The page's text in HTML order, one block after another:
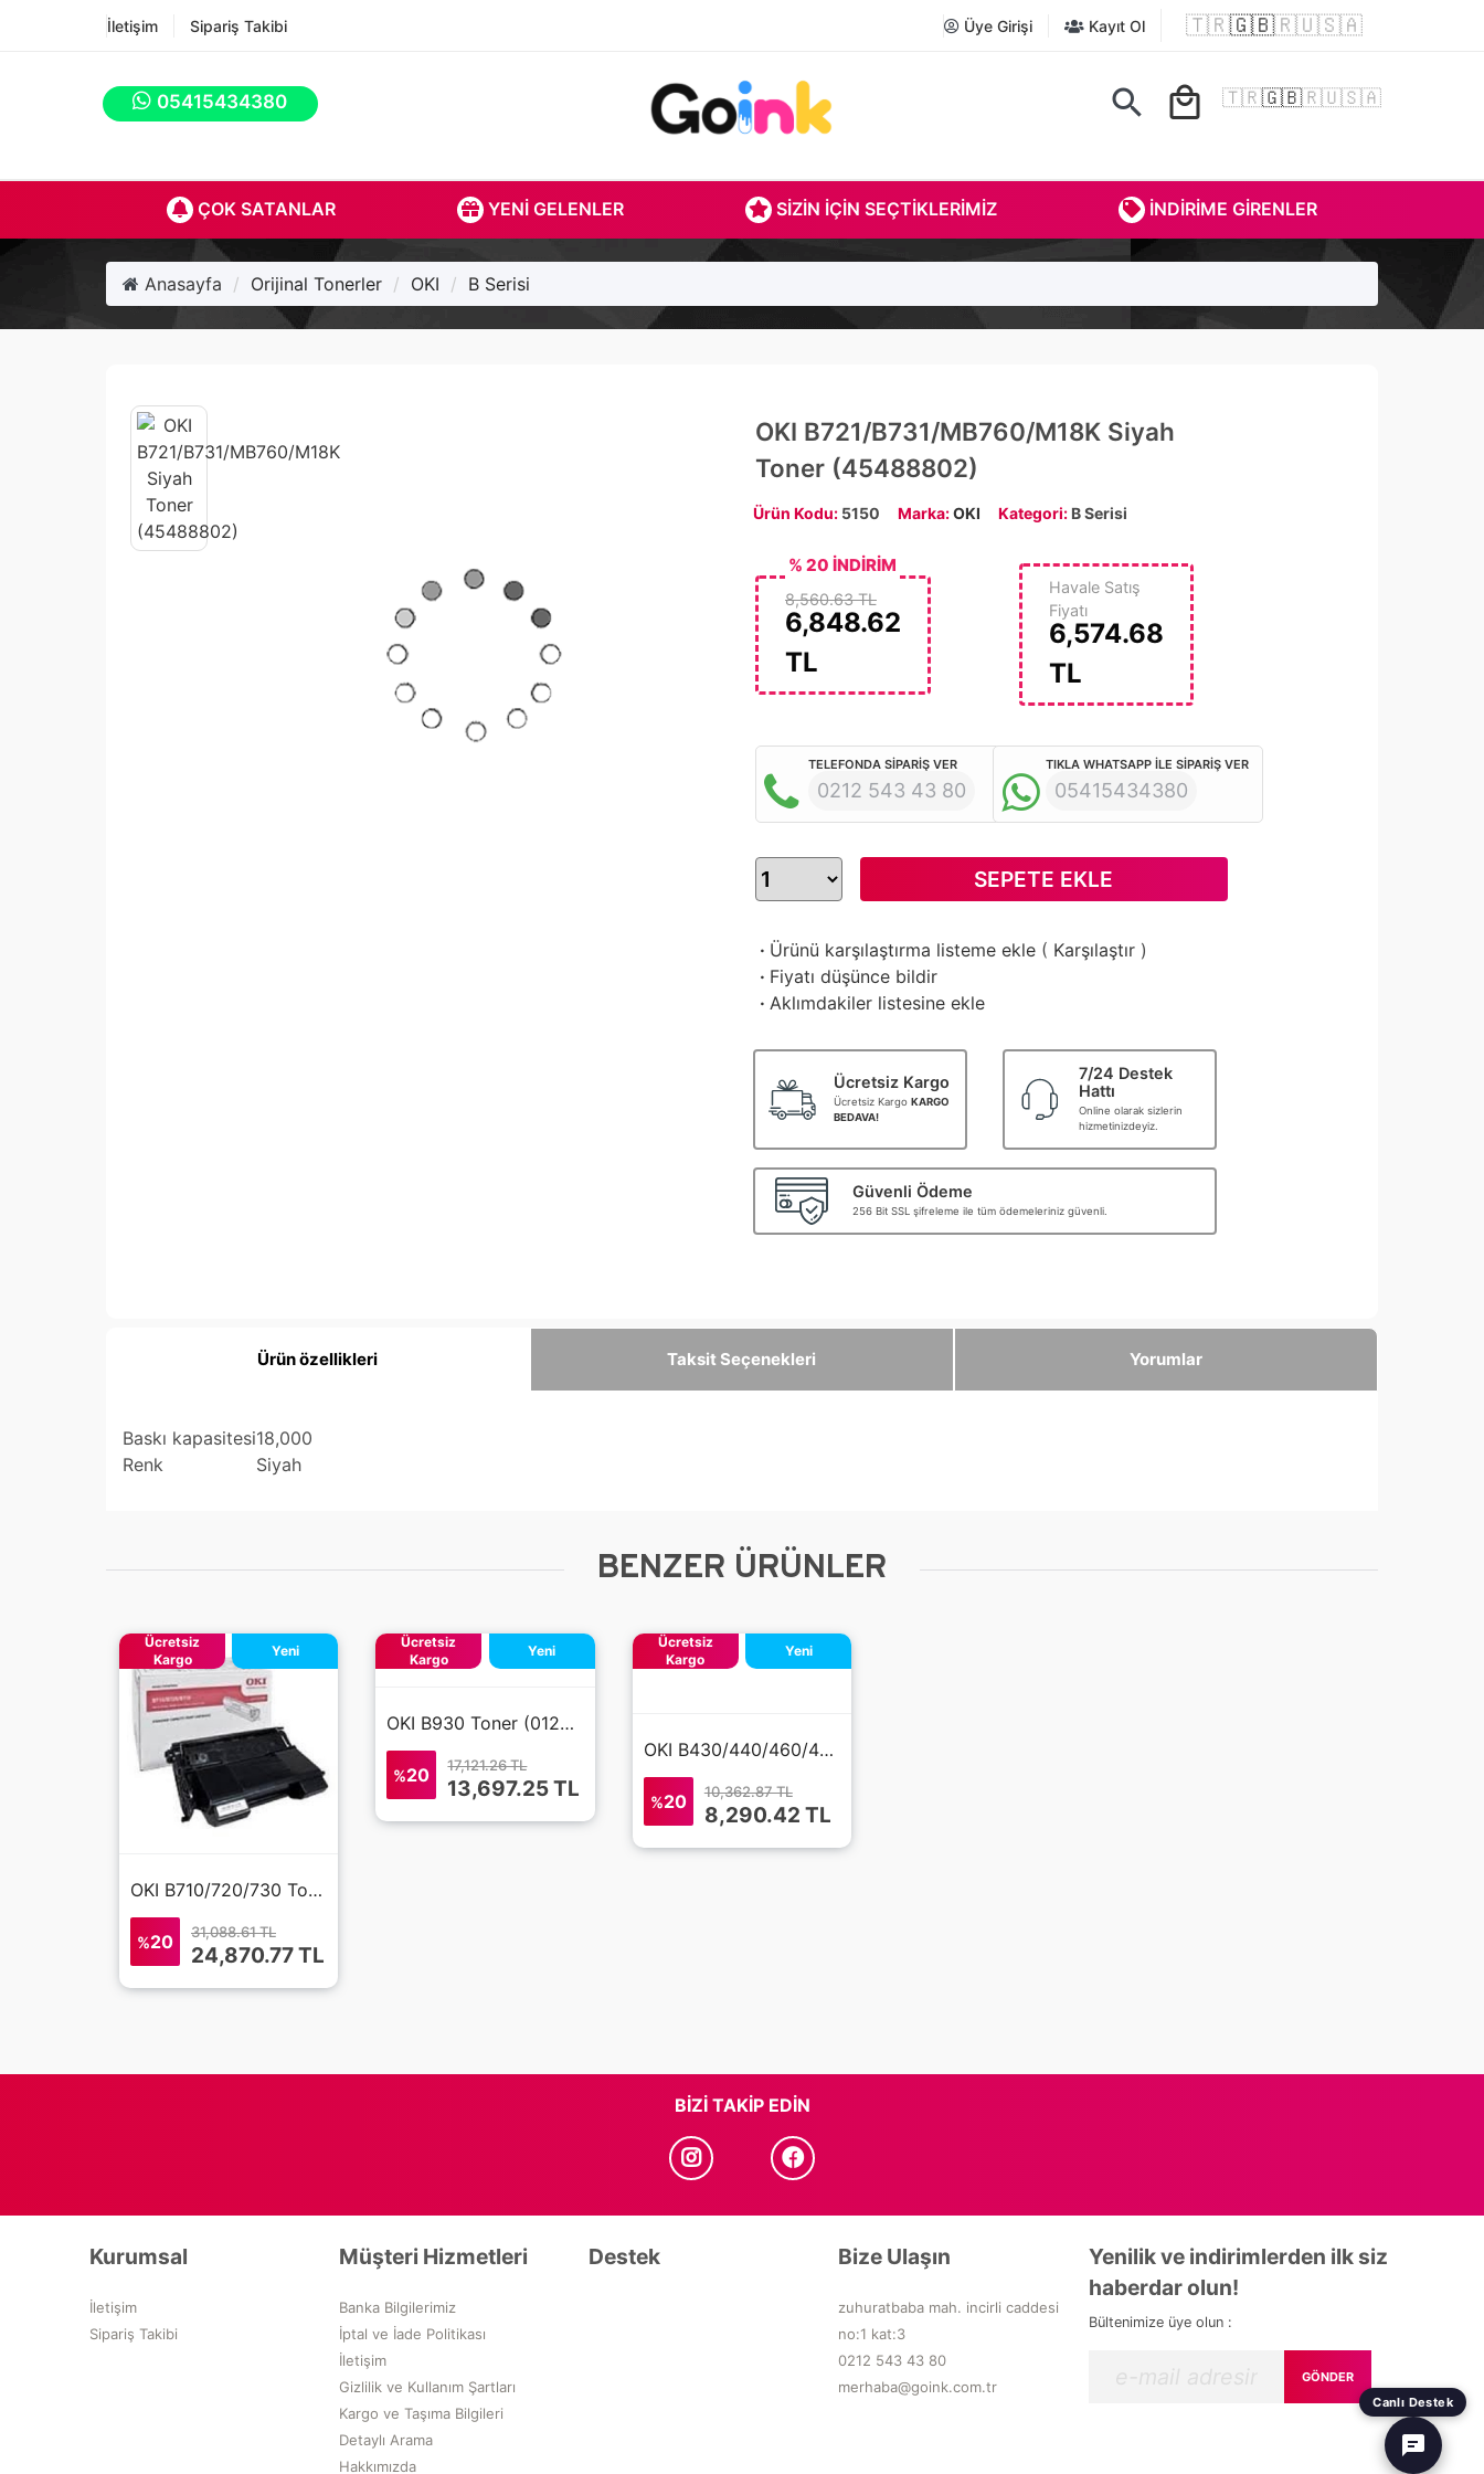
İletişim Sipariş Takibi Üye Girişi Kayıt Ol 🇹🇷🇬🇧🇷🇺🇸🇦
05415434380 search local_mall 🇹🇷🇬🇧🇷🇺🇸🇦
ÇOK SATANLAR YENI GELENLER SIZIN İÇIN SEÇTIKLERIMIZ İNDIRIME GIRENLER
Anasayfa Orijinal Tonerler OKI B Serisi
OKI B721/B731/MB760/M18K Siyah
Toner (45488802)
Ürün Kodu: 5150 Marka:OKI Kategori: B Serisi
8,560.63 TL
6,848.62
TL
% 20 İNDİRİM
Havale Satış
Fiyatı
6,574.68
TL
TELEFONDA SİPARİŞ VER
0212 543 43 80
TIKLA WHATSAPP İLE SİPARİŞ VER
05415434380
SEPETE EKLE
· Ürünü karşılaştırma listeme ekle( Karşılaştır)
· Fiyatı düşünce bildir
· Aklımdakiler listesine ekle
Ücretsiz Kargo
Ücretsiz KargoKARGO
BEDAVA!
7/24 Destek
Hattı
Online olarak sizlerin
hizmetinizdeyiz.
Güvenli Ödeme
256 Bit SSL şifreleme ile tüm ödemeleriniz güvenli.
Ürün özellikleri Taksit Seçenekleri Yorumlar
Baskı kapasitesi18,000
Renk
Siyah
BENZER ÜRÜNLER
OKI B710/720/730 Toner (01279001)
Ücretsiz
Kargo
Yeni
%20 31,088.61 TL
24,870.77TL
OKI B930 Toner (01221601)
Ücretsiz
Kargo
Yeni
%20 17,121.26 TL
13,697.25TL
OKI B430/440/460/470/480 Toner (43979211)
Ücretsiz
Kargo
Yeni
%20 10,362.87 TL
8,290.42 TL
BIZI TAKIP EDIN
Kurumsal
İletişim
Sipariş Takibi
Müşteri Hizmetleri
Banka Bilgilerimiz
İptal ve İade Politikası
İletişim
Gizlilik ve Kullanım Şartları
Kargo ve Taşıma Bilgileri
Detaylı Arama
Hakkımızda
Destek Bize Ulaşın
zuhuratbaba mah. incirli caddesi
no:1 kat:3
0212 543 43 80
merhaba@goink.com.tr
Yenilik ve indirimlerden ilk siz
haberdar olun!
Bültenimize üye olun :
GÖNDER
Canlı Destek